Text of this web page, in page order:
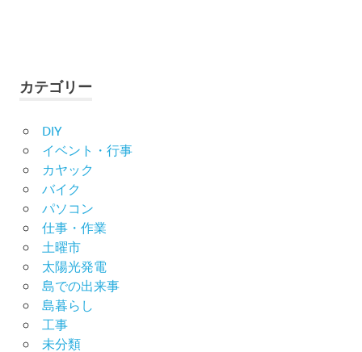
カテゴリー
DIY
イベント・行事
カヤック
バイク
パソコン
仕事・作業
土曜市
太陽光発電
島での出来事
島暮らし
工事
未分類